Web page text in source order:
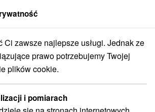
a turistické chodníky Turčianska kotlina
chodníky
kotlina
Ci zawsze najlepsze usługi. Jednak ze
prawo potrzebujemy Twojej
plików cookie.
i pomiarach